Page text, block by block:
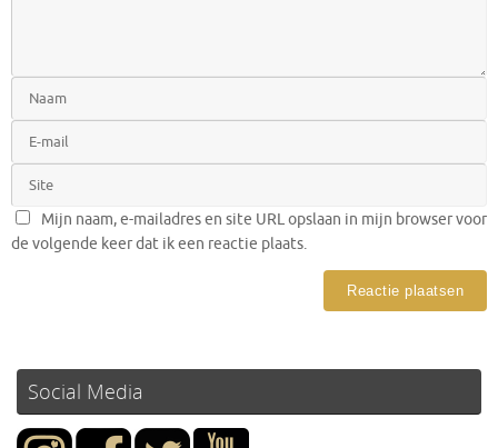
Mijn naam, e-mailadres en site URL opslaan in mijn browser voor
de volgende keer dat ik een reactie plaats.
Social Media